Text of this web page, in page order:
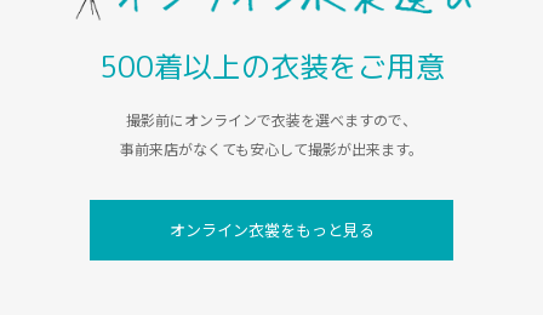
500着以上の衣装をご用意
撮影前にオンラインで衣装を選べますので、
事前来店がなくても安心して撮影が出来ます。
オンライン衣裳をもっと見る